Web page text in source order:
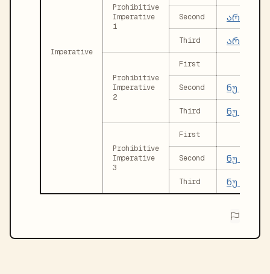
Imperative
Prohibitive
Imperative
1
Second არ
Third არ
Prohibitive
Imperative
2
First
Second ნუ
Third ნუ
Prohibitive
Imperative
3
First
Second ნუ
Third ნუ